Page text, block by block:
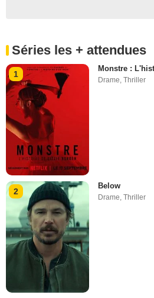
Séries les + attendues
1
Monstre :
Drame ,Thriller
2
Below
Drame,Thriller